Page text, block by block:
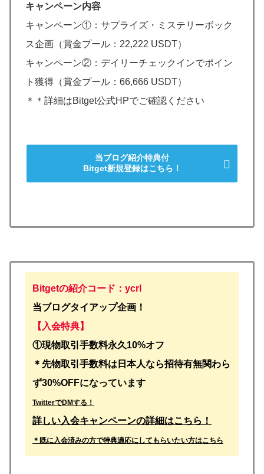
キャンペーン内容
キャンペーン①：サプライズ・ミステリーボック
ス企画（賞金プール：22,222 USDT）
キャンペーン②：デイリーチェックインでポイン
ト獲得（賞金プール：66,666 USDT）
＊＊詳細はBitget公式HPでご確認ください
当ブログ紹介特典付
Bitget新規登録はこちら！
Bitgetの紹介コード：ycrl
当ブログタイアップ企画！
【入会特典】
①現物取引手数料永久10%オフ
＊先物取引手数料は日本人なら招待有無関わら
ず30%OFFになっています
TwitterでDMする！
詳しい入会キャンペーンの詳細はこちら！
＊既に入会済みの方で特典適応にしてもらいたい方はこちら